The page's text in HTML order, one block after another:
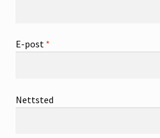
E-post *
Nettsted